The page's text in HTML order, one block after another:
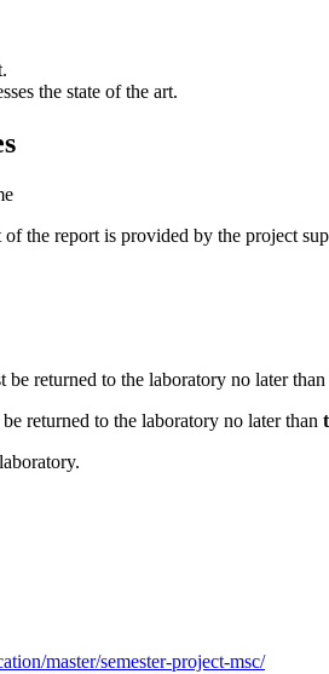
the state of the art.
the report is provided by the project
returned to the laboratory no later than
returned to the laboratory no later than
master/semester-project-msc/